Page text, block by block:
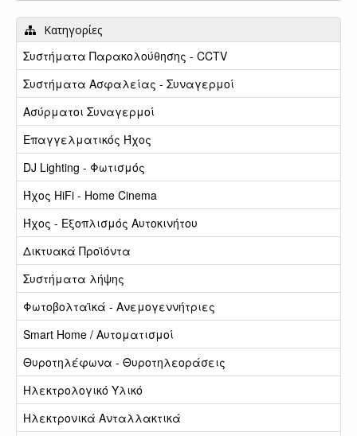
Κατηγορίες
Συστήματα Παρακολούθησης - CCTV
Συστήματα Ασφαλείας - Συναγερμοί
Ασύρματοι Συναγερμοί
Επαγγελματικός Ήχος
DJ Lighting - Φωτισμός
Ήχος HiFi - Home Cinema
Ήχος - Εξοπλισμός Αυτοκινήτου
Δικτυακά Προϊόντα
Συστήματα λήψης
Φωτοβολταϊκά - Ανεμογεννήτριες
Smart Home / Αυτοματισμοί
Θυροτηλέφωνα - Θυροτηλεοράσεις
Ηλεκτρολογικό Υλικό
Ηλεκτρονικά Ανταλλακτικά